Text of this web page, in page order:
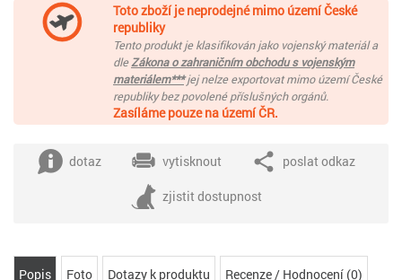
Toto zboží je neprodejné mimo území České
republiky
Tento produkt je klasifikován jako vojenský materiál a
dleZákona o zahraničním obchodu s vojenským
materiálem***jej nelze exportovat mimo území České
republiky bez povolené příslušných orgánů.
Zasíláme pouze na území ČR.
dotaz vytisknout poslat odkaz
zjistit dostupnost
Popis Foto Dotazy k produktu Recenze / Hodnocení (0)